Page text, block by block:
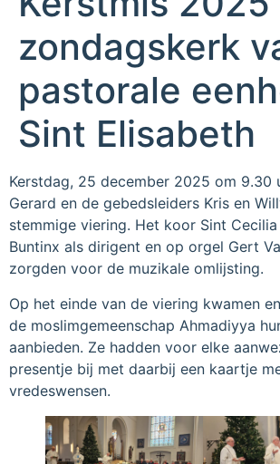
zondagskerk
pastorale
Sint Elisabeth
Kerstdag, 25 december 2025 om 9.30
Gerard en de gebedsleiders Kris en
stemmige viering. Het koor Sint
Buntinx als dirigent en op orgel Gert
zorgden voor de muzikale omlijsting.
Op het einde van de viering kwamen
de moslimgemeenschap Ahmadiyya
aanbieden. Ze hadden voor elke
presentje bij met daarbij een kaartje
vredeswensen.